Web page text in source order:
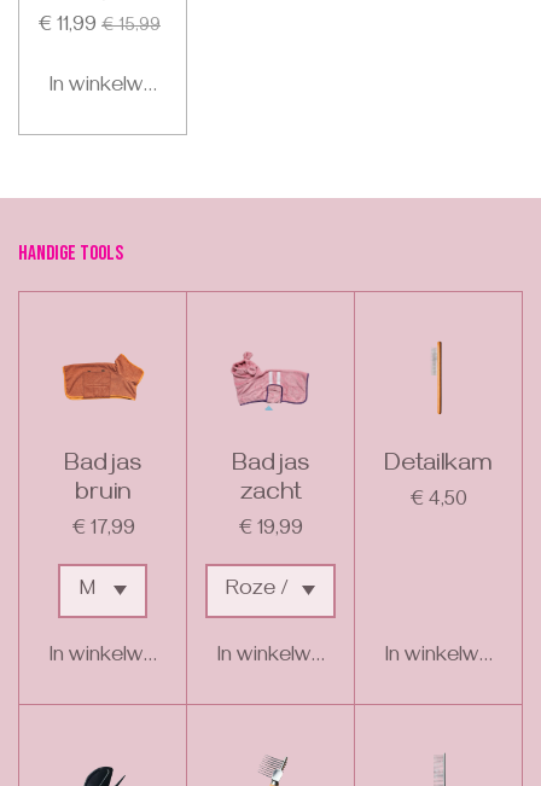
€ 11,99 € 15,99
In winkelwagen
Handige tools
Badjas
bruin
€ 17,99
In winkelwagen
Badjas
zacht
€ 19,99
In winkelwagen
Detailkam
€ 4,50
In winkelwagen